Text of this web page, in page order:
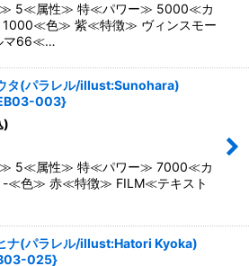
5≪属性≫ 特≪パワー≫ 5000≪カ
1000≪色≫ 紫≪特徴≫ ヴィンスモー
マ66≪…
ウタ(パラレル/illust:Sunohara)
003}
)
5≪属性≫ 特≪パワー≫ 7000≪カ
-≪色≫ 赤≪特徴≫ FILM≪テキスト
ヒナ(パラレル/illust:Hatori Kyoka)
025}